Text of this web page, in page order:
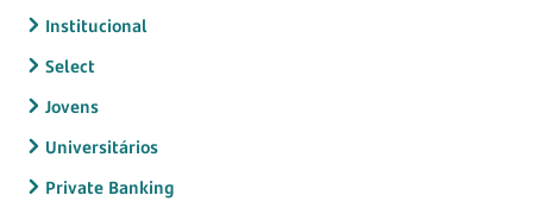
Institucional
Select
Jovens
Universitários
Private Banking